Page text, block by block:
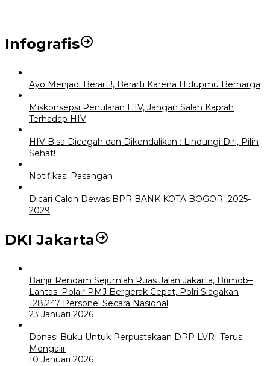
Infografis
Ayo Menjadi Berarti!, Berarti Karena Hidupmu Berharga
Miskonsepsi Penularan HIV, Jangan Salah Kaprah
Terhadap HIV
HIV Bisa Dicegah dan Dikendalikan : Lindungi Diri, Pilih
Sehat!
Notifikasi Pasangan
Dicari Calon Dewas BPR BANK KOTA BOGOR 2025-
2029
DKI Jakarta
Banjir Rendam Sejumlah Ruas Jalan Jakarta, Brimob–
Lantas–Polair PMJ Bergerak Cepat, Polri Siagakan
128.247 Personel Secara Nasional
23 Januari 2026
Donasi Buku Untuk Perpustakaan DPP LVRI Terus
Mengalir
10 Januari 2026